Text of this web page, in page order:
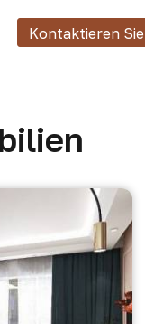
Kontaktieren Sie
den Makler